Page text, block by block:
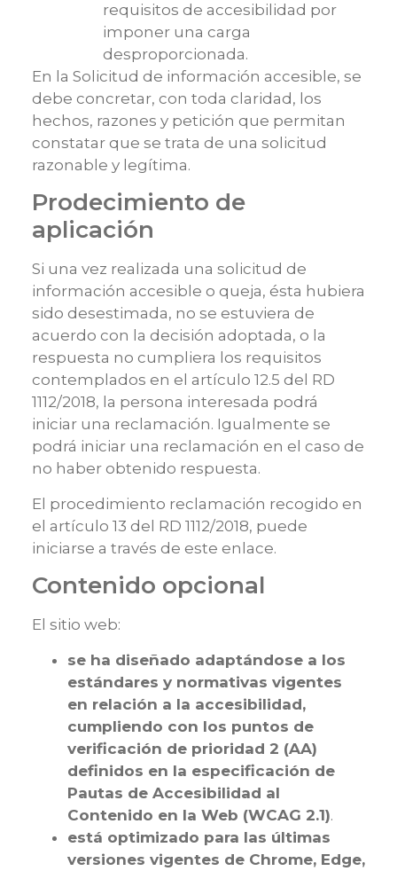
requisitos de accesibilidad por
imponer una carga
desproporcionada.
En la Solicitud de información accesible, se
debe concretar, con toda claridad, los
hechos, razones y petición que permitan
constatar que se trata de una solicitud
razonable y legítima.
Prodecimiento de
aplicación
Si una vez realizada una solicitud de
información accesible o queja, ésta hubiera
sido desestimada, no se estuviera de
acuerdo con la decisión adoptada, o la
respuesta no cumpliera los requisitos
contemplados en el artículo 12.5 del RD
1112/2018, la persona interesada podrá
iniciar una reclamación. Igualmente se
podrá iniciar una reclamación en el caso de
no haber obtenido respuesta.
El procedimiento reclamación recogido en
el artículo 13 del RD 1112/2018, puede
iniciarse a través de este enlace.
Contenido opcional
El sitio web:
se ha diseñado adaptándose a los
estándares y normativas vigentes
en relación a la accesibilidad,
cumpliendo con los puntos de
verificación de prioridad 2 (AA)
definidos en la especificación de
Pautas de Accesibilidad al
Contenido en la Web (WCAG 2.1).
está optimizado para las últimas
versiones vigentes de Chrome, Edge,